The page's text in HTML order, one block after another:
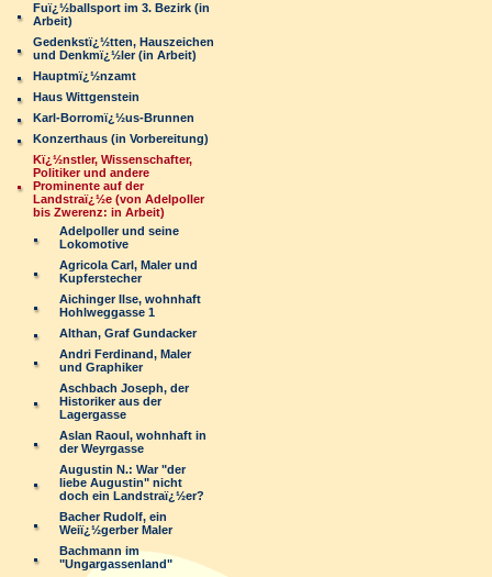
Fuï¿½ballsport im 3. Bezirk (in
Arbeit)
Gedenkstï¿½tten, Hauszeichen
und Denkmï¿½ler (in Arbeit)
Hauptmï¿½nzamt
Haus Wittgenstein
Karl-Borromï¿½us-Brunnen
Konzerthaus (in Vorbereitung)
Kï¿½nstler, Wissenschafter,
Politiker und andere
Prominente auf der
Landstraï¿½e (von Adelpoller
bis Zwerenz: in Arbeit)
Adelpoller und seine
Lokomotive
Agricola Carl, Maler und
Kupferstecher
Aichinger Ilse, wohnhaft
Hohlweggasse 1
Althan, Graf Gundacker
Andri Ferdinand, Maler
und Graphiker
Aschbach Joseph, der
Historiker aus der
Lagergasse
Aslan Raoul, wohnhaft in
der Weyrgasse
Augustin N.: War "der
liebe Augustin" nicht
doch ein Landstraï¿½er?
Bacher Rudolf, ein
Weiï¿½gerber Maler
Bachmann im
"Ungargassenland"